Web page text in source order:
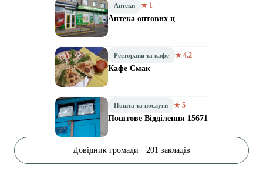
Аптеки ★ 1
Аптека оптових ц
Ресторани та кафе ★ 4.2
Кафе Смак
Пошта та послуги ★ 5
Поштове Відділення 15671
Довідник громади · 201 закладів